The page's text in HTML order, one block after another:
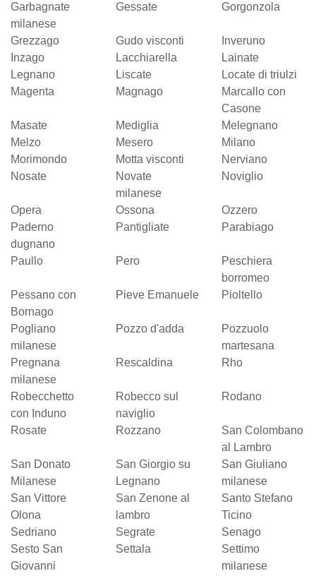
Garbagnate
milanese
Gessate Gorgonzola
Grezzago Gudo visconti
Inveruno
Inzago
Lacchiarella
Lainate
Legnano
Liscate
Locate di triulzi
Magenta
Magnago
Marcallo con
Casone
Masate
Mediglia
Melegnano
Melzo
Mesero
Milano
Morimondo
Motta visconti
Nerviano
Nosate
Novate
milanese
Noviglio
Opera Ossona
Ozzero
Paderno
dugnano
Pantigliate Parabiago
Paullo Pero
Peschiera
borromeo
Pessano con
Bornago
Pieve Emanuele Pioltello
Pogliano
milanese
Pozzo d'adda
Pozzuolo
martesana
Pregnana
milanese
Rescaldina Rho
Robecchetto
con Induno
Robecco sul
naviglio
Rodano
Rosate Rozzano
San Colombano
al Lambro
San Donato
Milanese
San Giorgio su
Legnano
San Giuliano
milanese
San Vittore
Olona
San Zenone al
lambro
Santo Stefano
Ticino
Sedriano
Segrate
Senago
Sesto San
Giovanni
Settala
Settimo
milanese